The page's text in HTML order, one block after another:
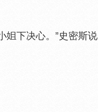
下决心。”史密斯